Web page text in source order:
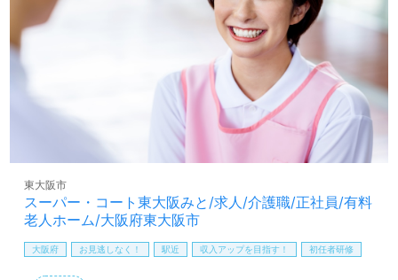
ございますので、普通自動車免許をお持ちの方歓迎です。
募集詳細等、担当コンサルタントよりご案内します。お問
い合わせも遠慮なくお願いします。
全国の求人ご紹介！医療/福祉業界の正社員/パート求人探
しは【ウィルオブ介護】＊求人情報収集、将来的に検討の
方も遠慮なく＊
LINE、メール、お電話などご希望に応じてお問い合わせ/ご
相談可能です。転職相談、求人紹介、年収交渉など完全無
あり！＞"転職支援"のプロと一緒に転職活動！お問い合わ
せお待ちしております。
スーパー・コート東大阪みと/求人/介護職/正社員/有料
老人ホーム/大阪府東大阪市
東大阪市
大阪府 お見逃しなく！ 駅近 収入アップを目指す！ 初任者研修